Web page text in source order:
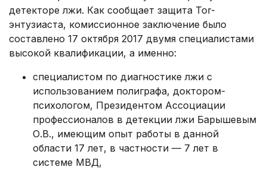
детекторе лжи. Как сообщает защита Tor-
энтузиаста, комиссионное заключение было
составлено 17 октября 2017 двумя специалистами
высокой квалификации, а именно:
специалистом по диагностике лжи с
использованием полиграфа, доктором-
психологом, Президентом Ассоциации
профессионалов в детекции лжи Барышевым
О.В., имеющим опыт работы в данной
области 17 лет, в частности — 7 лет в
системе МВД,